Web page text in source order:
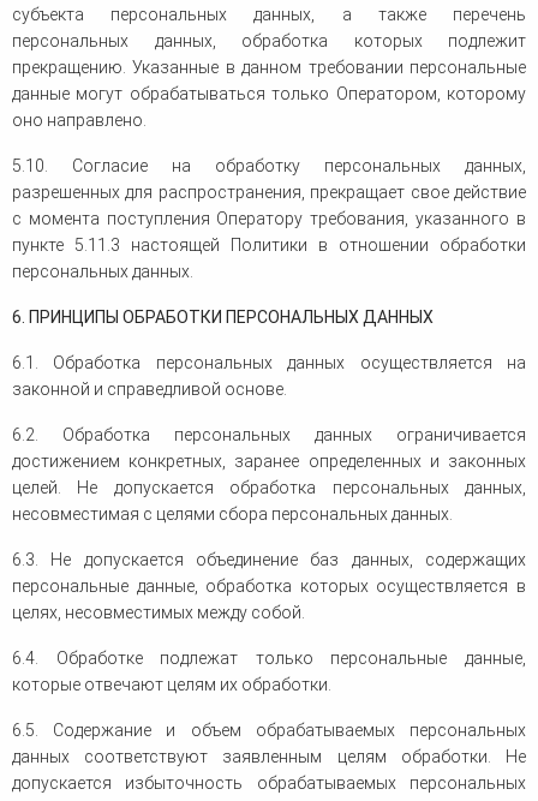
субъекта персональных данных, а также перечень
персональных данных, обработка которых подлежит
прекращению. Указанные в данном требовании персональные
данные могут обрабатываться только Оператором, которому
оно направлено.
5.10. Согласие на обработку персональных данных,
разрешенных для распространения, прекращает свое действие
с момента поступления Оператору требования, указанного в
пункте 5.11.3 настоящей Политики в отношении обработки
персональных данных.
6. ПРИНЦИПЫ ОБРАБОТКИ ПЕРСОНАЛЬНЫХ ДАННЫХ
6.1. Обработка персональных данных осуществляется на
законной и справедливой основе.
6.2. Обработка персональных данных ограничивается
достижением конкретных, заранее определенных и законных
целей. Не допускается обработка персональных данных,
несовместимая с целями сбора персональных данных.
6.3. Не допускается объединение баз данных, содержащих
персональные данные, обработка которых осуществляется в
целях, несовместимых между собой.
6.4. Обработке подлежат только персональные данные,
которые отвечают целям их обработки.
6.5. Содержание и объем обрабатываемых персональных
данных соответствуют заявленным целям обработки. Не
допускается избыточность обрабатываемых персональных